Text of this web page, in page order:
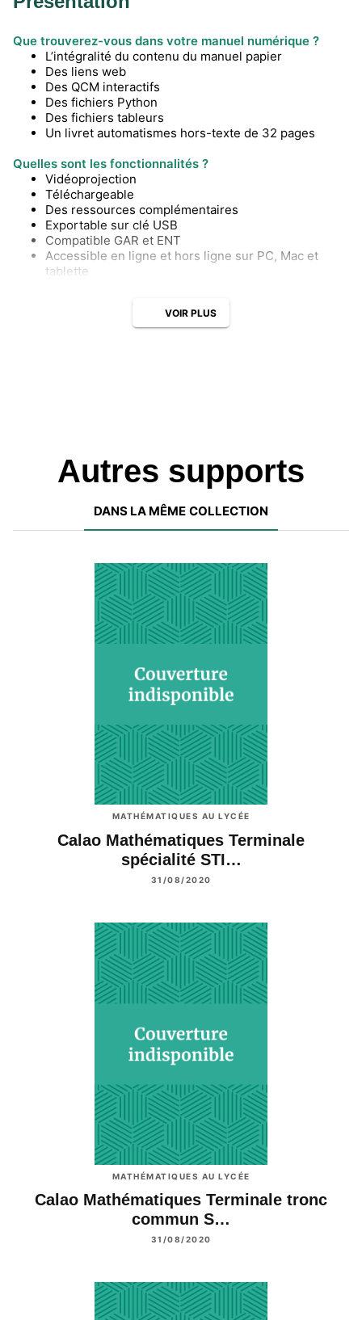
Que trouverez-vous dans votre manuel numérique ?
L’intégralité du contenu du manuel papier
Des liens web
Des QCM interactifs
Des fichiers Python
Des fichiers tableurs
Un livret automatismes hors-texte de 32 pages
Quelles sont les fonctionnalités ?
Vidéoprojection
Téléchargeable
Des ressources complémentaires
Exportable sur clé USB
Compatible GAR et ENT
Accessible en ligne et hors ligne sur PC, Mac et
tablette
VOIR PLUS
Autres supports
DANS LA MÊME COLLECTION
MATHÉMATIQUES AU LYCÉE
Calao Mathématiques Terminale
spécialité STI…
31/08/2020
MATHÉMATIQUES AU LYCÉE
Calao Mathématiques Terminale tronc
commun S…
31/08/2020